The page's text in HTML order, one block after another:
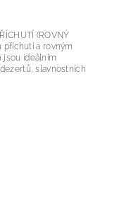
(ROVNÝ
jsou ideálním
slavnostních